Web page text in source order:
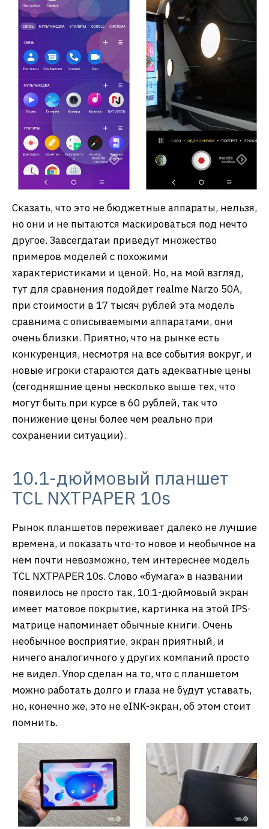
Сказать, что это не бюджетные аппараты, нельзя,
но они и не пытаются маскироваться под нечто
другое. Завсегдатаи приведут множество
примеров моделей с похожими
характеристиками и ценой. Но, на мой взгляд,
тут для сравнения подойдет realme Narzo 50A,
при стоимости в 17 тысяч рублей эта модель
сравнима с описываемыми аппаратами, они
очень близки. Приятно, что на рынке есть
конкуренция, несмотря на все события вокруг, и
новые игроки стараются дать адекватные цены
(сегодняшние цены несколько выше тех, что
могут быть при курсе в 60 рублей, так что
понижение цены более чем реально при
сохранении ситуации).
10.1-дюймовый планшет
TCL NXTPAPER 10s
Рынок планшетов переживает далеко не лучшие
времена, и показать что-то новое и необычное на
нем почти невозможно, тем интереснее модель
TCL NXTPAPER 10s. Слово «бумага» в названии
появилось не просто так, 10.1-дюймовый экран
имеет матовое покрытие, картинка на этой IPS-
матрице напоминает обычные книги. Очень
необычное восприятие, экран приятный, и
ничего аналогичного у других компаний просто
не видел. Упор сделан на то, что с планшетом
можно работать долго и глаза не будут уставать,
но, конечно же, это не eINK-экран, об этом стоит
помнить.